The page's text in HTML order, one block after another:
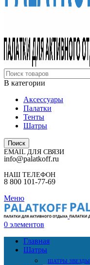
В категории
Аксессуары
Палатки
Тенты
Шатры
Поиск
EMAIL ДЛЯ СВЯЗИ
info@palatkoff.ru
НАШ ТЕЛЕФОН
8 800 101-77-69
Меню
0 элементов
Главная
Шатры
ШАТРЫ ЗВЕЗДЫ